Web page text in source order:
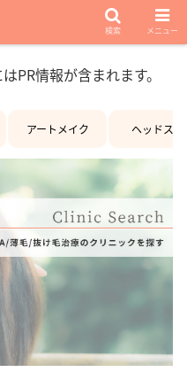
PR情報が含まれます。
アートメイク ヘッドスパ
検索 メニュー